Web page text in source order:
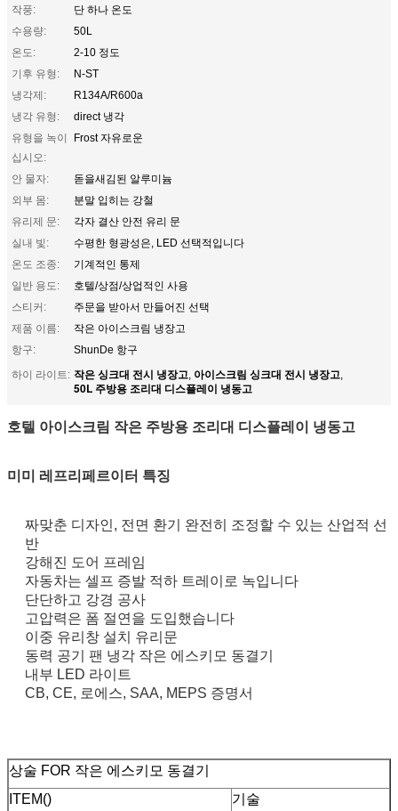
작풍:
단 하나 온도
수용량:
50L
온도:
2-10 정도
기후 유형:
N-ST
냉각제:
R134A/R600a
냉각 유형:
direct 냉각
유형을 녹이
십시오:
Frost 자유로운
안 물자:
돋을새김된 알루미늄
외부 몸:
분말 입히는 강철
유리제 문:
각자 결산 안전 유리 문
실내 빛:
수평한 형광성은, LED 선택적입니다
온도 조종:
기계적인 통제
일반 용도:
호텔/상점/상업적인 사용
스티커:
주문을 받아서 만들어진 선택
제품 이름:
작은 아이스크림 냉장고
항구:
ShunDe 항구
하이 라이트: 작은 싱크대 전시 냉장고, 아이스크림 싱크대 전시 냉장고,
50L 주방용 조리대 디스플레이 냉동고
호텔 아이스크림 작은 주방용 조리대 디스플레이 냉동고
미미 레프리페르이터 특징
짜맞춘 디자인, 전면 환기 완전히 조정할 수 있는 산업적 선
반
강해진 도어 프레임
자동차는 셀프 증발 적하 트레이로 녹입니다
단단하고 강경 공사
고압력은 폼 절연을 도입했습니다
이중 유리창 설치 유리문
동력 공기 팬 냉각 작은 에스키모 동결기
내부 LED 라이트
CB, CE, 로에스, SAA, MEPS 증명서
상술 FOR 작은 에스키모 동결기
ITEM()
기술